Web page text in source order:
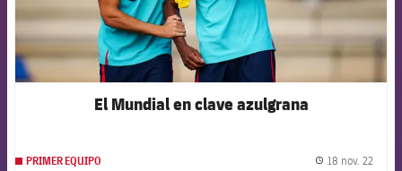
El Mundial en clave azulgrana
PRIMER EQUIPO 18 nov. 22